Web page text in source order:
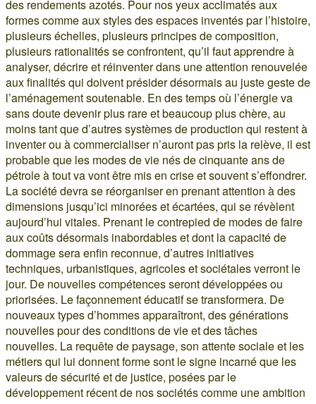
des rendements azotés. Pour nos yeux acclimatés aux
formes comme aux styles des espaces inventés par l’histoire,
plusieurs échelles, plusieurs principes de composition,
plusieurs rationalités se confrontent, qu’il faut apprendre à
analyser, décrire et réinventer dans une attention renouvelée
aux finalités qui doivent présider désormais au juste geste de
l’aménagement soutenable. En des temps où l’énergie va
sans doute devenir plus rare et beaucoup plus chère, au
moins tant que d’autres systèmes de production qui restent à
inventer ou à commercialiser n’auront pas pris la relève, il est
probable que les modes de vie nés de cinquante ans de
pétrole à tout va vont être mis en crise et souvent s’effondrer.
La société devra se réorganiser en prenant attention à des
dimensions jusqu’ici minorées et écartées, qui se révèlent
aujourd’hui vitales. Prenant le contrepied de modes de faire
aux coûts désormais inabordables et dont la capacité de
dommage sera enfin reconnue, d’autres initiatives
techniques, urbanistiques, agricoles et sociétales verront le
jour. De nouvelles compétences seront développées ou
priorisées. Le façonnement éducatif se transformera. De
nouveaux types d’hommes apparaîtront, des générations
nouvelles pour des conditions de vie et des tâches
nouvelles. La requête de paysage, son attente sociale et les
métiers qui lui donnent forme sont le signe incarné que les
valeurs de sécurité et de justice, posées par le
développement récent de nos sociétés comme une ambition